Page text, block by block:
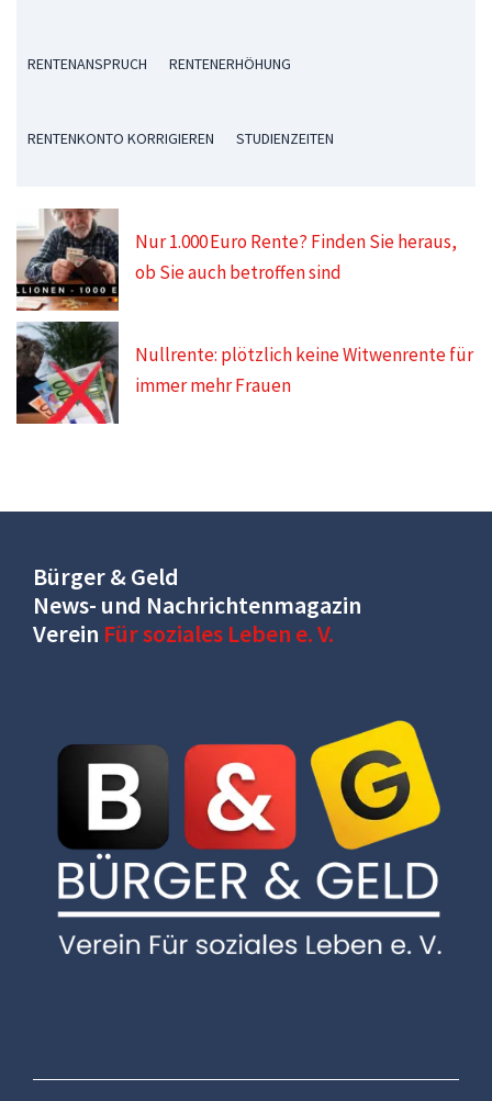
RENTENANSPRUCH RENTENERHÖHUNG
RENTENKONTO KORRIGIEREN STUDIENZEITEN
Nur 1.000 Euro Rente? Finden Sie heraus,
ob Sie auch betroffen sind
Nullrente: plötzlich keine Witwenrente für
immer mehr Frauen
Bürger & Geld
News- und Nachrichtenmagazin
Verein Für soziales Leben e. V.